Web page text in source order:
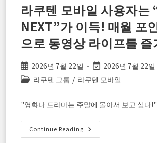
「거
의
공
짜
여
행」！
일
거
외
국
을
위
포
인
트
라쿠텐 모바일 사용자는
NEXT”가 이득! 매월 포
으로 동영상 라이프를 즐
Post
published:
2026년 7월 22일
Post
last
2026년 7월 22일
Post라쿠텐 그룹 / 라쿠텐 모바일
"영화나 드라마는 주말에 몰아서 보고 싶
Continue Reading 라
쿠